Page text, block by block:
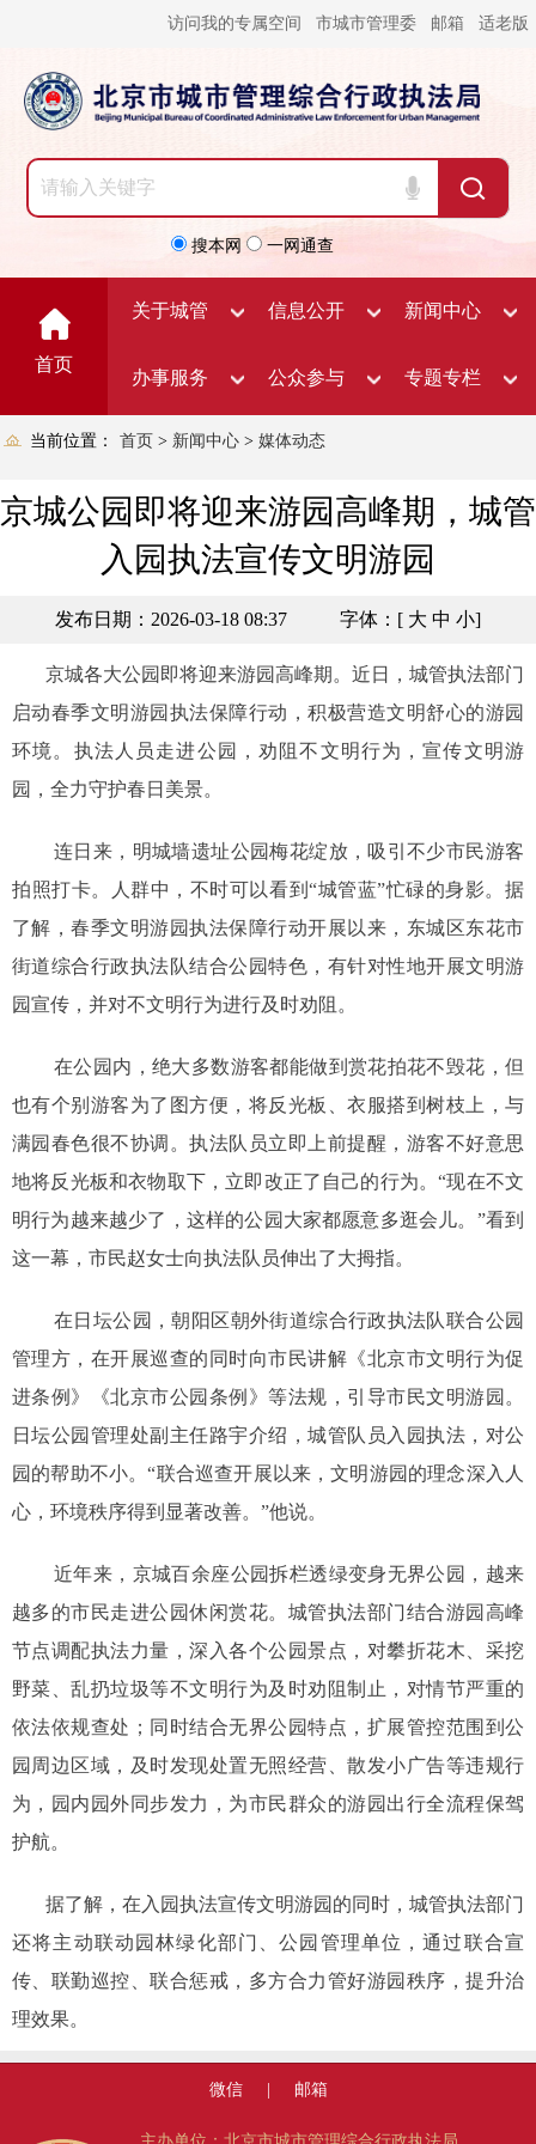
访问我的专属空间 市城市管理委 邮箱 适老版
搜本网 一网通查
首页
关于城管 信息公开 新闻中心
办事服务 公众参与 专题专栏
当前位置： 首页 > 新闻中心 > 媒体动态
京城公园即将迎来游园高峰期，城管
入园执法宣传文明游园
发布日期：2026-03-18 08:37 字体：[ 大 中 小]
京城各大公园即将迎来游园高峰期。近日，城管执法部门
启动春季文明游园执法保障行动，积极营造文明舒心的游园
环境。执法人员走进公园，劝阻不文明行为，宣传文明游
园，全力守护春日美景。
连日来，明城墙遗址公园梅花绽放，吸引不少市民游客
拍照打卡。人群中，不时可以看到“城管蓝”忙碌的身影。据
了解，春季文明游园执法保障行动开展以来，东城区东花市
街道综合行政执法队结合公园特色，有针对性地开展文明游
园宣传，并对不文明行为进行及时劝阻。
在公园内，绝大多数游客都能做到赏花拍花不毁花，但
也有个别游客为了图方便，将反光板、衣服搭到树枝上，与
满园春色很不协调。执法队员立即上前提醒，游客不好意思
地将反光板和衣物取下，立即改正了自己的行为。“现在不文
明行为越来越少了，这样的公园大家都愿意多逛会儿。”看到
这一幕，市民赵女士向执法队员伸出了大拇指。
在日坛公园，朝阳区朝外街道综合行政执法队联合公园
管理方，在开展巡查的同时向市民讲解《北京市文明行为促
进条例》《北京市公园条例》等法规，引导市民文明游园。
日坛公园管理处副主任路宇介绍，城管队员入园执法，对公
园的帮助不小。“联合巡查开展以来，文明游园的理念深入人
心，环境秩序得到显著改善。”他说。
近年来，京城百余座公园拆栏透绿变身无界公园，越来
越多的市民走进公园休闲赏花。城管执法部门结合游园高峰
节点调配执法力量，深入各个公园景点，对攀折花木、采挖
野菜、乱扔垃圾等不文明行为及时劝阻制止，对情节严重的
依法依规查处；同时结合无界公园特点，扩展管控范围到公
园周边区域，及时发现处置无照经营、散发小广告等违规行
为，园内园外同步发力，为市民群众的游园出行全流程保驾
护航。
据了解，在入园执法宣传文明游园的同时，城管执法部门
还将主动联动园林绿化部门、公园管理单位，通过联合宣
传、联勤巡控、联合惩戒，多方合力管好游园秩序，提升治
理效果。
微信 邮箱